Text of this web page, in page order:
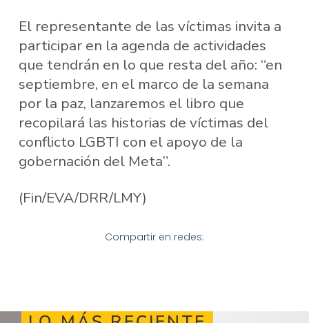
El representante de las víctimas invita a
participar en la agenda de actividades
que tendrán en lo que resta del año: “en
septiembre, en el marco de la semana
por la paz, lanzaremos el libro que
recopilará las historias de víctimas del
conflicto LGBTI con el apoyo de la
gobernación del Meta”.
(Fin/EVA/DRR/LMY)
Compartir en redes: